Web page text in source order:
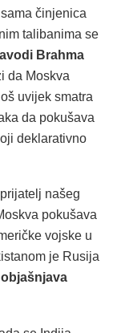
činjenica
talibanima se
Brahma
da Moskva
uvijek smatra
da pokušava
deklarativno
našeg
pokušava
vojske u
je Rusija
objašnjava